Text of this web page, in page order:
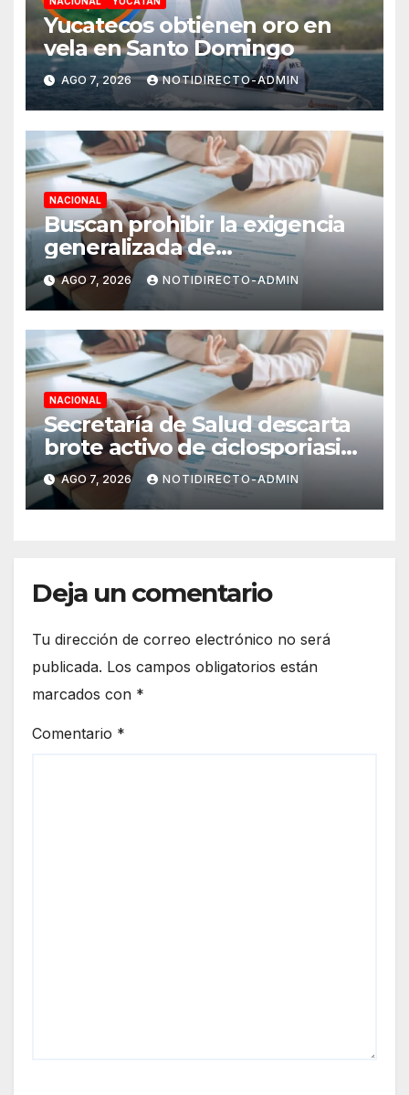
Yucatecos obtienen oro en
vela en Santo Domingo
AGO 7, 2026 NOTIDIRECTO-ADMIN
NACIONAL
Buscan prohibir la exigencia
generalizada de
antecedentes penales para
obtener empleo en México
AGO 7, 2026 NOTIDIRECTO-ADMIN
NACIONAL
Secretaría de Salud descarta
brote activo de ciclosporiasis
en México y pide tranquilidad
a la población
AGO 7, 2026 NOTIDIRECTO-ADMIN
Deja un comentario
Tu dirección de correo electrónico no será
publicada. Los campos obligatorios están
marcados con *
Comentario *